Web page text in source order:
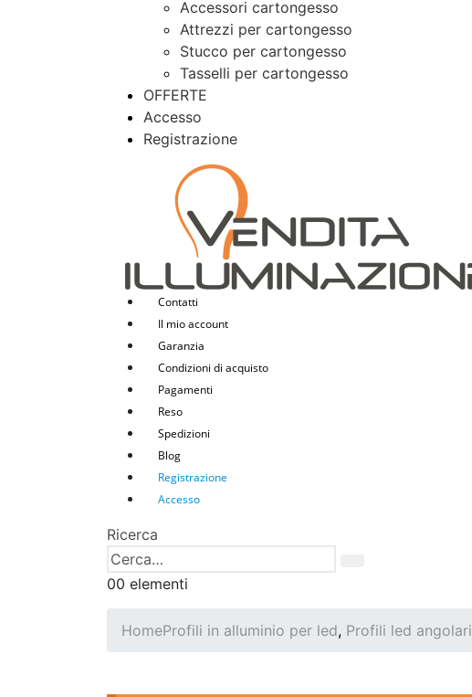
Accessori cartongesso
Attrezzi per cartongesso
Stucco per cartongesso
Tasselli per cartongesso
OFFERTE
Accesso
Registrazione
Contatti
Il mio account
Garanzia
Condizioni di acquisto
Pagamenti
Reso
Spedizioni
Blog
Registrazione
Accesso
Ricerca
00 elementi
HomeProfili in alluminio per led, Profili led angolari